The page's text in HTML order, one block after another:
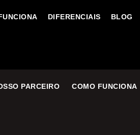
DIFERENCIAIS BLOG
PARCEIRO COMO FUNCIONA